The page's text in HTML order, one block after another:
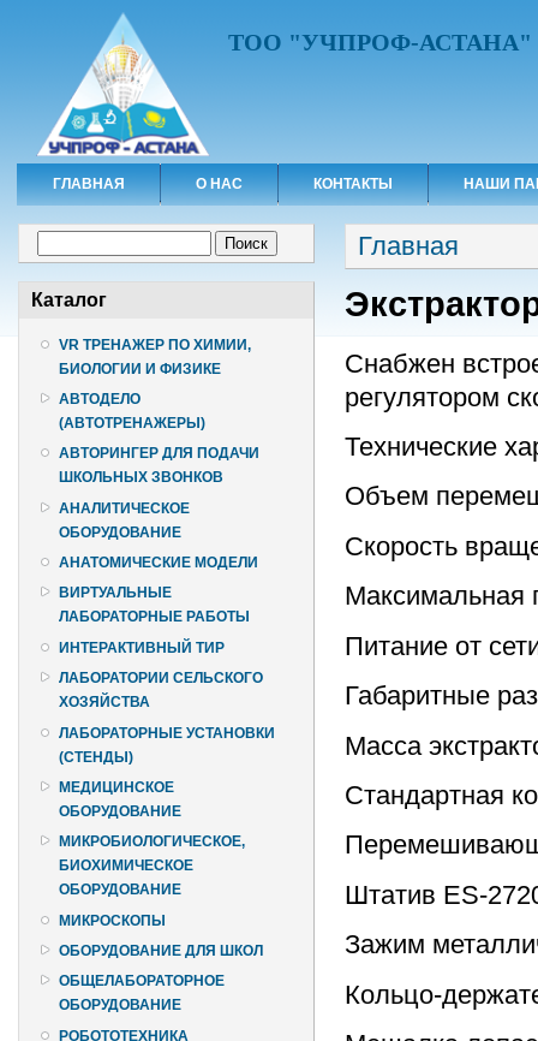
ТОО "УЧПРОФ-АСТАНА"
ГЛАВНАЯ О НАС КОНТАКТЫ НАШИ
Каталог
VR ТРЕНАЖЕР ПО ХИМИИ,
БИОЛОГИИ И ФИЗИКЕ
АВТОДЕЛО
(АВТОТРЕНАЖЕРЫ)
АВТОРИНГЕР ДЛЯ ПОДАЧИ
ШКОЛЬНЫХ ЗВОНКОВ
АНАЛИТИЧЕСКОЕ
ОБОРУДОВАНИЕ
АНАТОМИЧЕСКИЕ МОДЕЛИ
ВИРТУАЛЬНЫЕ
ЛАБОРАТОРНЫЕ РАБОТЫ
ИНТЕРАКТИВНЫЙ ТИР
ЛАБОРАТОРИИ СЕЛЬСКОГО
ХОЗЯЙСТВА
ЛАБОРАТОРНЫЕ УСТАНОВКИ
(СТЕНДЫ)
МЕДИЦИНСКОЕ
ОБОРУДОВАНИЕ
МИКРОБИОЛОГИЧЕСКОЕ,
БИОХИМИЧЕСКОЕ
ОБОРУДОВАНИЕ
МИКРОСКОПЫ
ОБОРУДОВАНИЕ ДЛЯ ШКОЛ
ОБЩЕЛАБОРАТОРНОЕ
ОБОРУДОВАНИЕ
РОБОТОТЕХНИКА
Вы здесь
Главная
Снабжен
регулятором
Технические
Объем
Скорость
Максимальная
Питание от
Габаритные
Масса
Стандартная
Штатив ES-
Зажим
Кольцо-